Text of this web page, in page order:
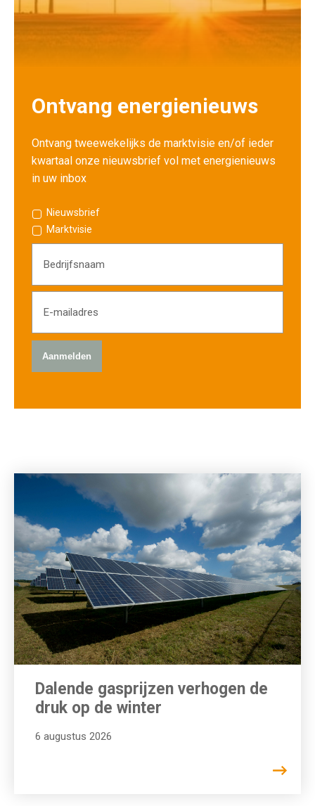
Ontvang energienieuws
Ontvang tweewekelijks de marktvisie en/of ieder
kwartaal onze nieuwsbrief vol met energienieuws
in uw inbox
Nieuwsbrief
Marktvisie
Dalende gasprijzen verhogen de
druk op de winter
6 augustus 2026